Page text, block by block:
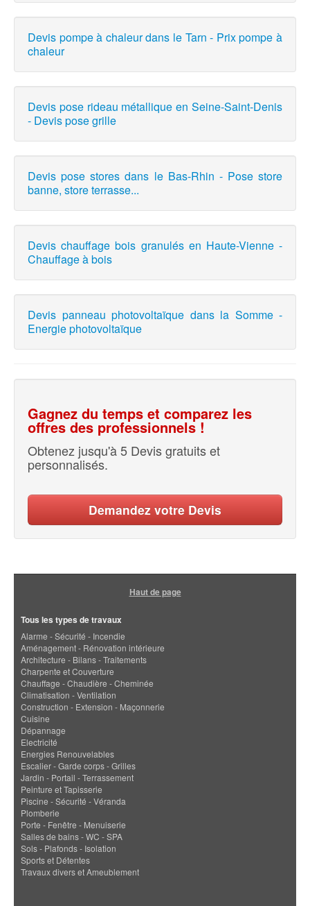
Devis pompe à chaleur dans le Tarn - Prix pompe à
chaleur
Devis pose rideau métallique en Seine-Saint-Denis
- Devis pose grille
Devis pose stores dans le Bas-Rhin - Pose store
banne, store terrasse...
Devis chauffage bois granulés en Haute-Vienne -
Chauffage à bois
Devis panneau photovoltaïque dans la Somme -
Energie photovoltaïque
Gagnez du temps et comparez les
offres des professionnels !
Obtenez jusqu'à 5 Devis gratuits et
personnalisés.
Demandez votre Devis
Haut de page
Tous les types de travaux
Alarme - Sécurité - Incendie
Aménagement - Rénovation intérieure
Architecture - Bilans - Traitements
Charpente et Couverture
Chauffage - Chaudière - Cheminée
Climatisation - Ventilation
Construction - Extension - Maçonnerie
Cuisine
Dépannage
Electricité
Energies Renouvelables
Escalier - Garde corps - Grilles
Jardin - Portail - Terrassement
Peinture et Tapisserie
Piscine - Sécurité - Véranda
Plomberie
Porte - Fenêtre - Menuiserie
Salles de bains - WC - SPA
Sols - Plafonds - Isolation
Sports et Détentes
Travaux divers et Ameublement